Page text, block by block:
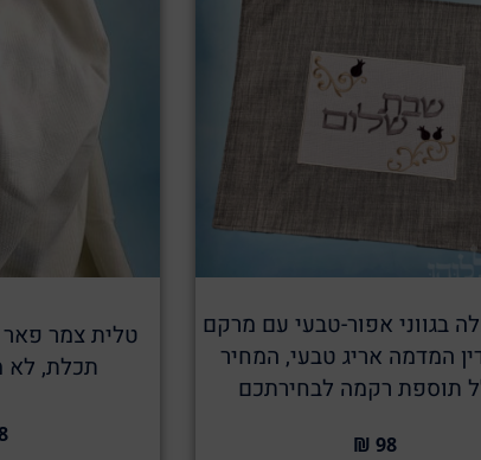
בגווני אפור-טבעי עם מרקם
המדמה אריג טבעי, המחיר
תוספת רקמה לבחירתכם
98 ₪
טלית צמר
תכלת, לא